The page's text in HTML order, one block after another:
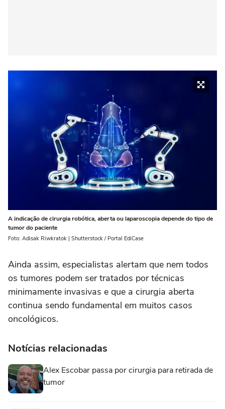
A indicação de cirurgia robótica, aberta ou laparoscopia depende do tipo de
tumor do paciente
Foto: Adisak Riwkratok | Shutterstock / Portal EdiCase
Ainda assim, especialistas alertam que nem todos
os tumores podem ser tratados por técnicas
minimamente invasivas e que a cirurgia aberta
continua sendo fundamental em muitos casos
oncológicos.
Notícias relacionadas
Alex Escobar passa por cirurgia para retirada de
tumor